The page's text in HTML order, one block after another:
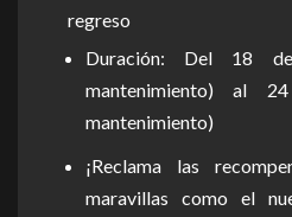
regreso
Duración: Del 18
mantenimiento) al
mantenimiento)
¡Reclama las
maravillas como el